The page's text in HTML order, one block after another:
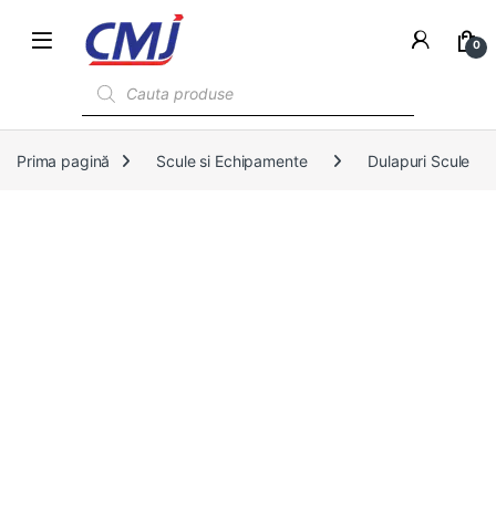
0
Prima pagină Scule si Echipamente Dulapuri Scule